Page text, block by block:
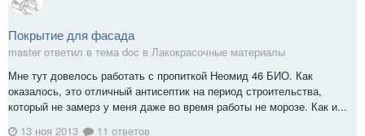
Покрытие для фасада
master ответил в тема doc в Лакокрасочные материалы
Мне тут довелось работать с пропиткой Неомид 46 БИО. Как
оказалось, это отличный антисептик на период строительства,
который не замерз у меня даже во время работы не морозе. Как и...
13 ноя 2013
11 ответов